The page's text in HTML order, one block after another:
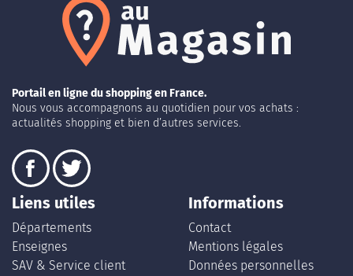
Portail en ligne du shopping en France.
Nous vous accompagnons au quotidien pour vos achats :
actualités shopping et bien d’autres services.
Liens utiles
Départements
Enseignes
SAV & Service client
Informations
Contact
Mentions légales
Données personnelles